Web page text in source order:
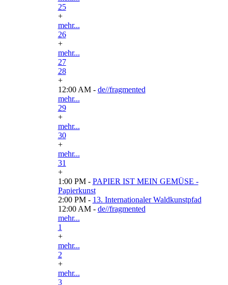
25
+
mehr...
26
+
mehr...
27
28
+
12:00 AM - de//fragmented
mehr...
29
+
mehr...
30
+
mehr...
31
+
1:00 PM - PAPIER IST MEIN GEMÜSE -
Papierkunst
2:00 PM - 13. Internationaler Waldkunstpfad
12:00 AM - de//fragmented
mehr...
1
+
mehr...
2
+
mehr...
3